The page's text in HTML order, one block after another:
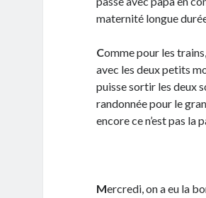
maternité longue
Comme pour les
avec les deux petits
puisse sortir les deux
randonnée pour le
encore ce n’est pas la
Mercredi, on a eu la